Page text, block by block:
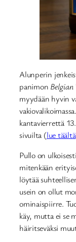
Alunperin
panimon
myydään hyvin
kantavierrettä
sivuilta (lue täältä
Pullo on
mitenkään
löytää
usein on ollut
ominaispiirre.
käy, mutta ei se
häiritseväksi